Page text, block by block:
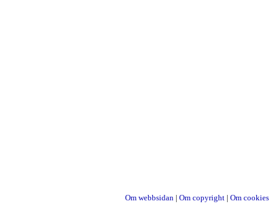
Om webbsidan | Om copyright | Om cookies